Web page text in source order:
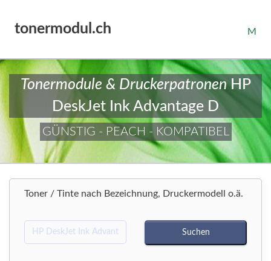
tonermodul.ch M
Tonermodule & DruckerpatronenHP
DeskJet Ink Advantage D
GÜNSTIG - PEACH - KOMPATIBEL
Toner / Tinte nach Bezeichnung, Druckermodell o.ä.